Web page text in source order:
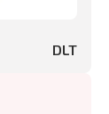
DLT